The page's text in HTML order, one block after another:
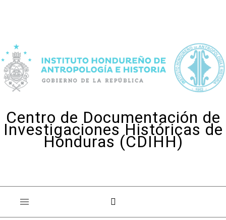
Centro de Documentación de
Investigaciones Históricas de
Honduras (CDIHH)